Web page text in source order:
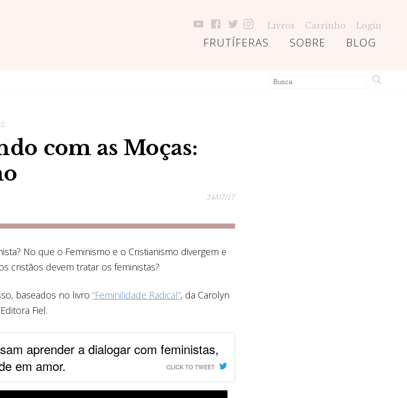
Livros Carrinho Login
BLOG
SOBRE
FRUTÍFERAS
com as Moças:
24/07/17
No que o Feminismo e o Cristianismo divergem e
cristãos devem tratar os feministas?
baseados no livro “Feminilidade Radical”, da Carolyn
Fiel.
aprender a dialogar com feministas,
em amor.
CLICK TO TWEET